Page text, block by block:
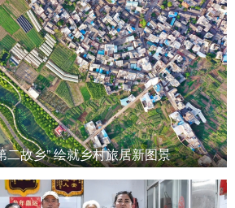
二故乡” 绘就乡村旅居新图景